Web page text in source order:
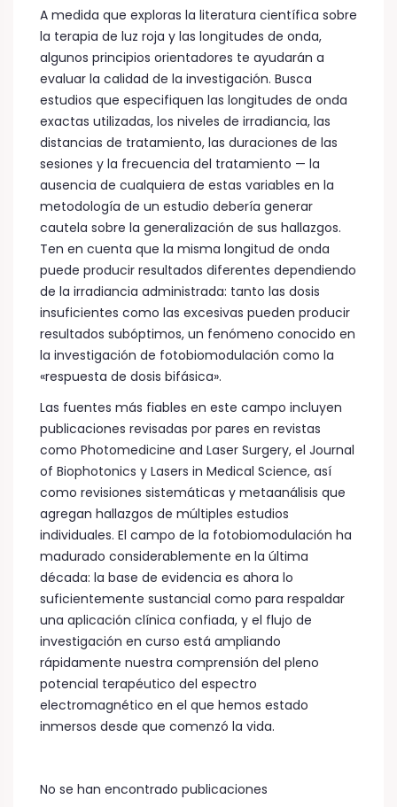
A medida que exploras la literatura científica sobre
la terapia de luz roja y las longitudes de onda,
algunos principios orientadores te ayudarán a
evaluar la calidad de la investigación. Busca
estudios que especifiquen las longitudes de onda
exactas utilizadas, los niveles de irradiancia, las
distancias de tratamiento, las duraciones de las
sesiones y la frecuencia del tratamiento — la
ausencia de cualquiera de estas variables en la
metodología de un estudio debería generar
cautela sobre la generalización de sus hallazgos.
Ten en cuenta que la misma longitud de onda
puede producir resultados diferentes dependiendo
de la irradiancia administrada: tanto las dosis
insuficientes como las excesivas pueden producir
resultados subóptimos, un fenómeno conocido en
la investigación de fotobiomodulación como la
«respuesta de dosis bifásica».
Las fuentes más fiables en este campo incluyen
publicaciones revisadas por pares en revistas
como Photomedicine and Laser Surgery, el Journal
of Biophotonics y Lasers in Medical Science, así
como revisiones sistemáticas y metaanálisis que
agregan hallazgos de múltiples estudios
individuales. El campo de la fotobiomodulación ha
madurado considerablemente en la última
década: la base de evidencia es ahora lo
suficientemente sustancial como para respaldar
una aplicación clínica confiada, y el flujo de
investigación en curso está ampliando
rápidamente nuestra comprensión del pleno
potencial terapéutico del espectro
electromagnético en el que hemos estado
inmersos desde que comenzó la vida.
No se han encontrado publicaciones